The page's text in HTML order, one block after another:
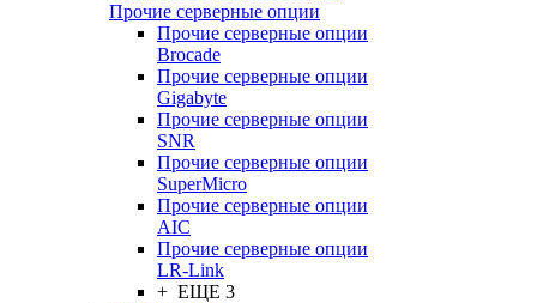
Прочие серверные опции
Прочие серверные опции
Brocade
Прочие серверные опции
Gigabyte
Прочие серверные опции
SNR
Прочие серверные опции
SuperMicro
Прочие серверные опции
AIC
Прочие серверные опции
LR-Link
+ ЕЩЕ 3